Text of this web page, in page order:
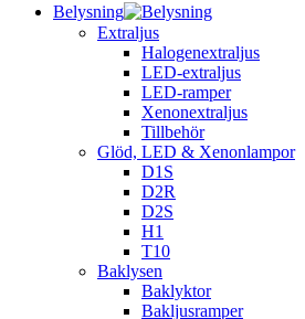
Belysning
Extraljus
Halogenextraljus
LED-extraljus
LED-ramper
Xenonextraljus
Tillbehör
Glöd, LED & Xenonlampor
D1S
D2R
D2S
H1
T10
Baklysen
Baklyktor
Bakljusramper